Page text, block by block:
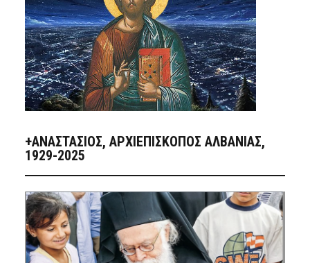
+ΑΝΑΣΤΆΣΙΟΣ, ΑΡΧΙΕΠΊΣΚΟΠΟΣ ΑΛΒΑΝΊΑΣ,
1929-2025